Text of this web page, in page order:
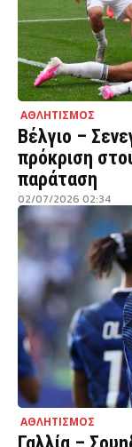
ΑΘΛΗΤΙΣΜΟΣ
Βέλγιο –
πρόκριση
παράταση
02/07/2026 02:34
ΑΘΛΗΤΙΣΜΟΣ